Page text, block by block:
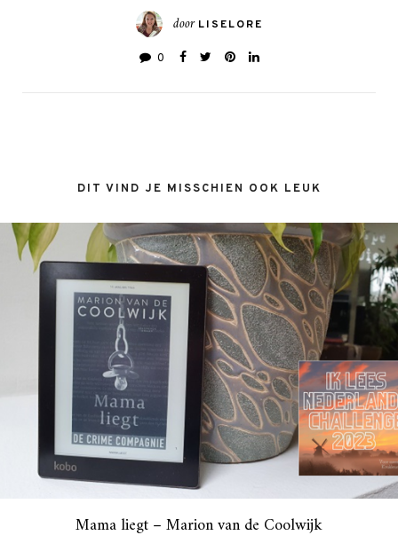
door LISELORE
0
DIT VIND JE MISSCHIEN OOK LEUK
Mama liegt – Marion van de Coolwijk